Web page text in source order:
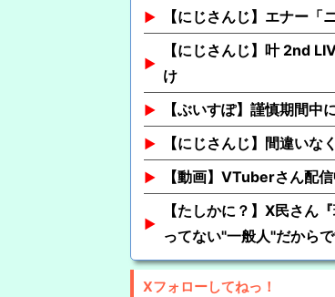
【にじさんじ】エナー
【にじさんじ】叶 2nd
け
【ぶいすぽ】謹慎期間中
【にじさんじ】間違いな
【動画】VTuberさん
【たしかに？】X民さん
ってない"一般人"だからで
Xフォローしてねっ！